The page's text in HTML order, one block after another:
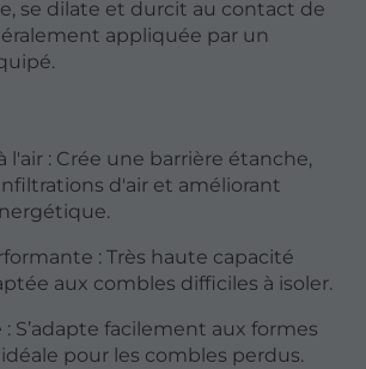
se dilate et durcit au contact de
appliquée par un
l'air : Crée une barrière étanche,
d'air et améliorant
: Très haute capacité
aux combles difficiles à isoler.
S’adapte facilement aux formes
pour les combles perdus.